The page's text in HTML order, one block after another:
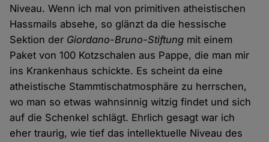
Niveau. Wenn ich mal von primitiven atheistischen
Hassmails absehe, so glänzt da die hessische
Sektion der Giordano-Bruno-Stiftung mit einem
Paket von 100 Kotzschalen aus Pappe, die man mir
ins Krankenhaus schickte. Es scheint da eine
atheistische Stammtischatmosphäre zu herrschen,
wo man so etwas wahnsinnig witzig findet und sich
auf die Schenkel schlägt. Ehrlich gesagt war ich
eher traurig, wie tief das intellektuelle Niveau des